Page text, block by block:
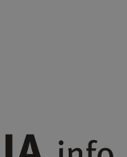
z
takich jak
Bez
przechowywania